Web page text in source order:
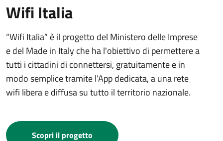
Wifi Italia
“Wifi Italia” è il progetto del Ministero delle Imprese
e del Made in Italy che ha l'obiettivo di permettere a
tutti i cittadini di connettersi, gratuitamente e in
modo semplice tramite l’App dedicata, a una rete
wifi libera e diffusa su tutto il territorio nazionale.
Scopri il progetto